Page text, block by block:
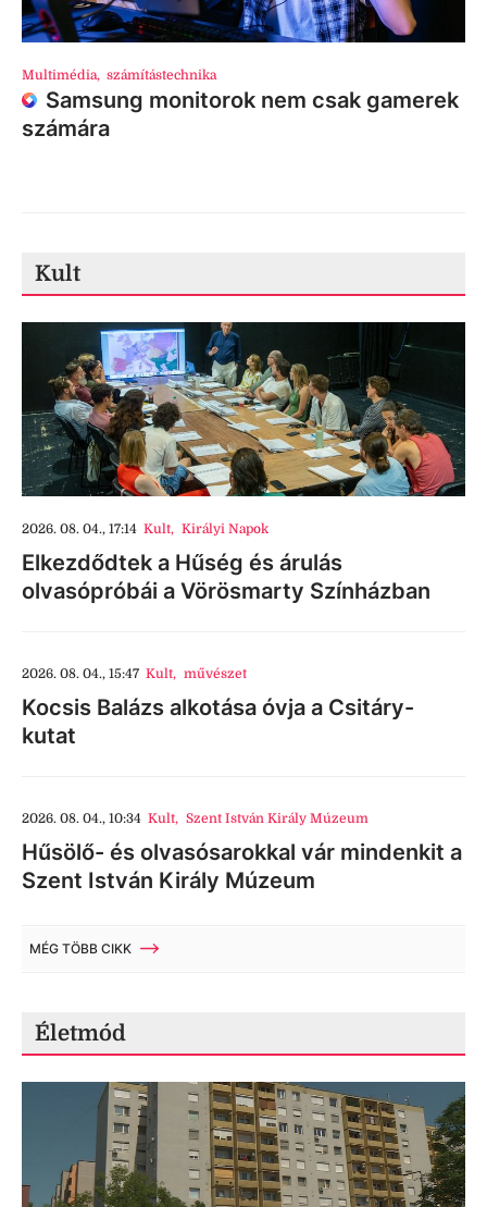
Multimédia, számítástechnika
Samsung monitorok nem csak gamerek
számára
Kult
2026. 08. 04., 17:14 Kult, Királyi Napok
Elkezdődtek a Hűség és árulás
olvasópróbái a Vörösmarty Színházban
2026. 08. 04., 15:47 Kult, művészet
Kocsis Balázs alkotása óvja a Csitáry-
kutat
2026. 08. 04., 10:34 Kult, Szent István Király Múzeum
Hűsölő- és olvasósarokkal vár mindenkit a
Szent István Király Múzeum
MÉG TÖBB CIKK
Életmód